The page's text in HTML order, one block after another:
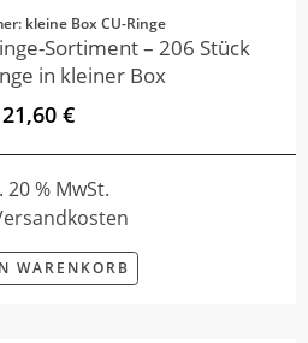
kleine Box CU-Ringe
Sortiment – 206 Stück
in kleiner Box
21,60 €
20 % MwSt.
WARENKORB